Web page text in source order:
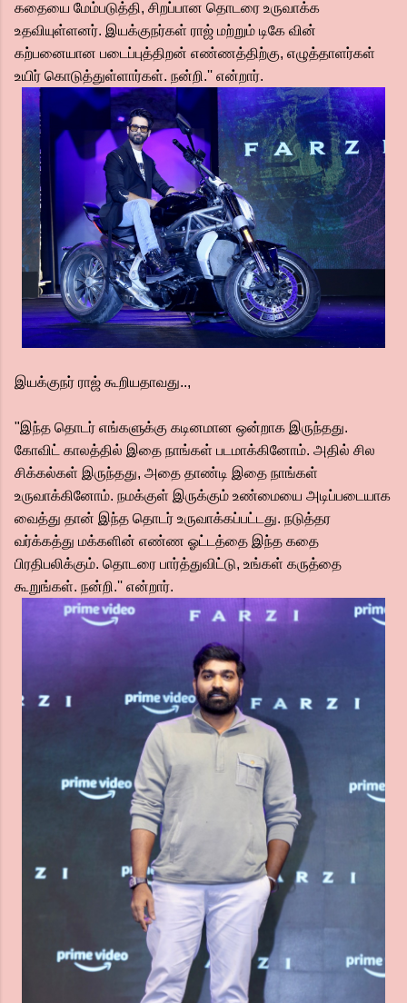
கதையை மேம்படுத்தி, சிறப்பான தொடரை உருவாக்க
உதவியுள்ளனர். இயக்குநர்கள் ராஜ் மற்றும் டிகே வின்
கற்பனையான படைப்புத்திறன் எண்ணத்திற்கு, எழுத்தாளர்கள்
உயிர் கொடுத்துள்ளார்கள். நன்றி.'' என்றார்.
இயக்குநர் ராஜ் கூறியதாவது..,
"இந்த தொடர் எங்களுக்கு கடினமான ஒன்றாக இருந்தது.
கோவிட் காலத்தில் இதை நாங்கள் படமாக்கினோம். அதில் சில
சிக்கல்கள் இருந்தது, அதை தாண்டி இதை நாங்கள்
உருவாக்கினோம். நமக்குள் இருக்கும் உண்மையை அடிப்படையாக
வைத்து தான் இந்த தொடர் உருவாக்கப்பட்டது. நடுத்தர
வர்க்கத்து மக்களின் எண்ண ஓட்டத்தை இந்த கதை
பிரதிபலிக்கும். தொடரை பார்த்துவிட்டு, உங்கள் கருத்தை
கூறுங்கள். நன்றி.'' என்றார்.